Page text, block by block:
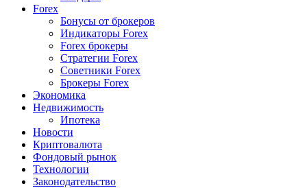
Forex
Бонусы от брокеров
Индикаторы Forex
Forex брокеры
Стратегии Forex
Советники Forex
Брокеры Forex
Экономика
Недвижимость
Ипотека
Новости
Криптовалюта
Фондовый рынок
Технологии
Законодательство